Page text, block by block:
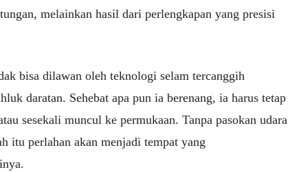
melainkan hasil dari perlengkapan yang presisi
bisa dilawan oleh teknologi selam tercanggih
daratan. Sehebat apa pun ia berenang, ia harus tetap
sesekali muncul ke permukaan. Tanpa pasokan udara
itu perlahan akan menjadi tempat yang